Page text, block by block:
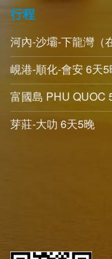
行程
河內-沙壩-下龍灣（
峴港-順化-會安 6天
富國島 PHU QUOC
芽莊-大叻 6天5晚